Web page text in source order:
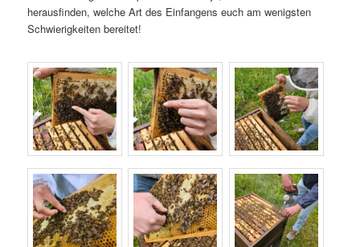
herausfinden, welche Art des Einfangens euch am wenigsten
Schwierigkeiten bereitet!